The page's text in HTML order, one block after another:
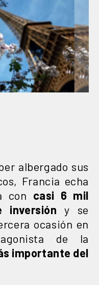
albergado sus
Francia echa
con casi 6 mil
inversión y se
ocasión en
de la
importante del